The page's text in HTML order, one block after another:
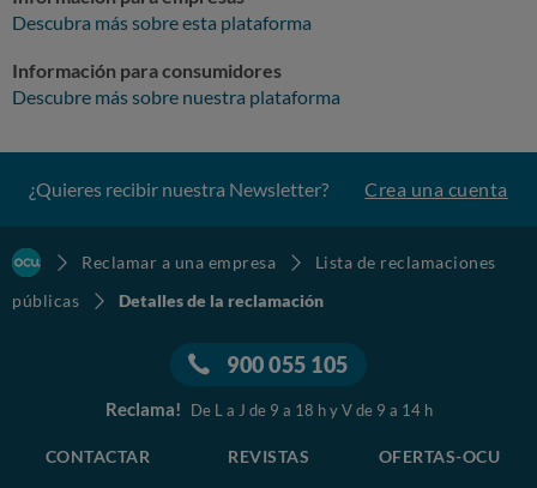
Descubra más sobre esta plataforma
Información para consumidores
Descubre más sobre nuestra plataforma
¿Quieres recibir nuestra Newsletter? Crea una cuenta
Reclamar a una empresa
Lista de reclamaciones
públicas
Detalles de la reclamación
900 055 105
Reclama! De L a J de 9 a 18 h y V de 9 a 14 h
CONTACTAR REVISTAS OFERTAS-OCU